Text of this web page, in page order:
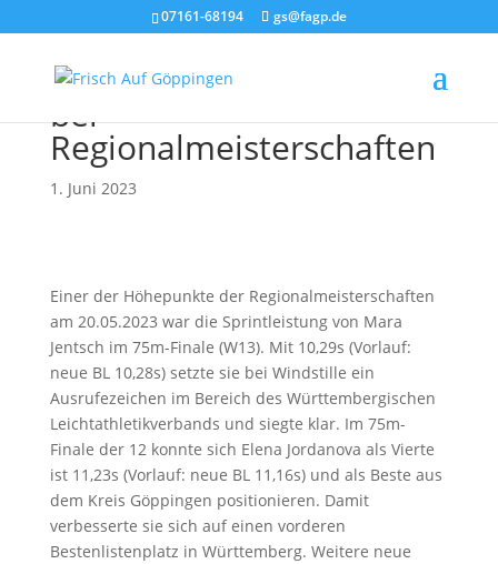
07161-68194 gs@fagp.de
Leichtathletik: Spitzenzeit
bei
Regionalmeisterschaften
1. Juni 2023
Einer der Höhepunkte der Regionalmeisterschaften
am 20.05.2023 war die Sprintleistung von Mara
Jentsch im 75m-Finale (W13). Mit 10,29s (Vorlauf:
neue BL 10,28s) setzte sie bei Windstille ein
Ausrufezeichen im Bereich des Württembergischen
Leichtathletikverbands und siegte klar. Im 75m-
Finale der 12 konnte sich Elena Jordanova als Vierte
ist 11,23s (Vorlauf: neue BL 11,16s) und als Beste aus
dem Kreis Göppingen positionieren. Damit
verbesserte sie sich auf einen vorderen
Bestenlistenplatz in Württemberg. Weitere neue